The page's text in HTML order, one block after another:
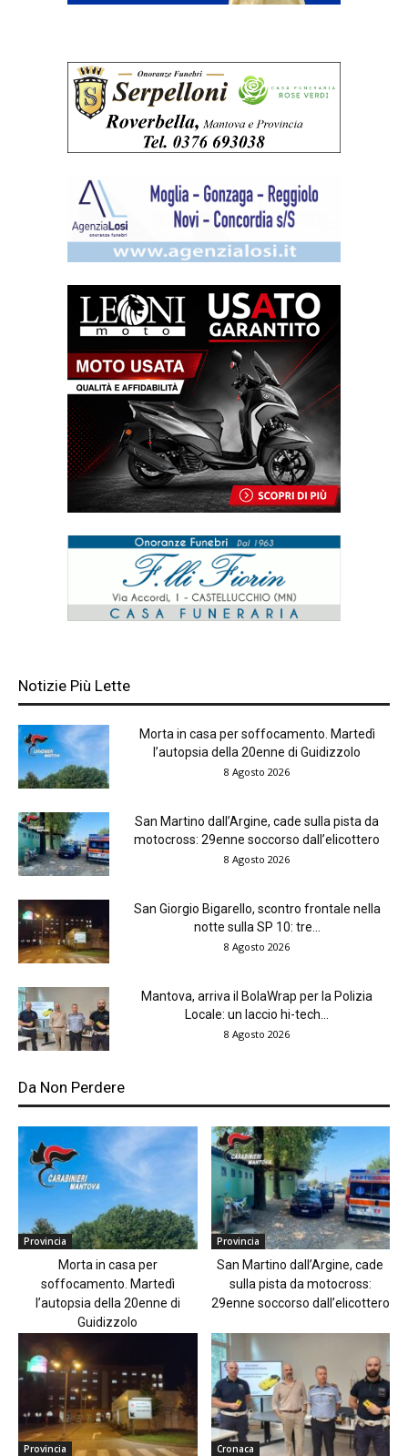
Notizie Più Lette
Morta in casa per soffocamento. Martedì
l’autopsia della 20enne di Guidizzolo
8 Agosto 2026
San Martino dall’Argine, cade sulla pista da
motocross: 29enne soccorso dall’elicottero
8 Agosto 2026
San Giorgio Bigarello, scontro frontale nella
notte sulla SP 10: tre...
8 Agosto 2026
Mantova, arriva il BolaWrap per la Polizia
Locale: un laccio hi-tech...
8 Agosto 2026
Da Non Perdere
Provincia
Morta in casa per
soffocamento. Martedì
l’autopsia della 20enne di
Guidizzolo
Provincia
San Martino dall’Argine, cade
sulla pista da motocross:
29enne soccorso dall’elicottero
Provincia Cronaca